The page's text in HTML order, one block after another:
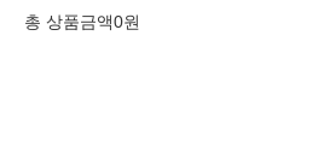
총 상품금액0원